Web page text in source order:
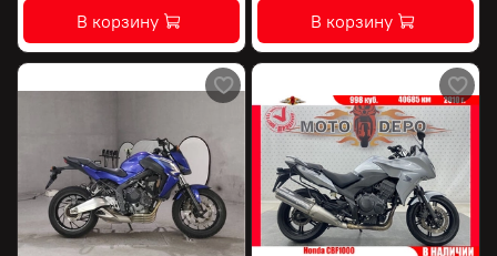
В корзину В корзину